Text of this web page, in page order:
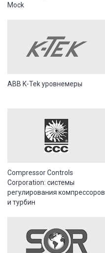
Mock
ABB K-Tek уровнемеры
Compressor Controls
Corporation: системы
регулирования компрессоров
и турбин